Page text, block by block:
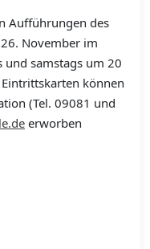
Aufführungen des
November im
und samstags um 20
können
(Tel. 09081 und
erworben